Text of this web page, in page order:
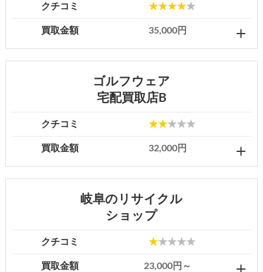
クチコミ ★★★★★
買取金額 35,000円
ゴルフウェア
宅配買取店B
クチコミ ★★★★★
買取金額 32,000円
岐阜のリサイクル
ショップ
クチコミ ★★★★★
買取金額 23,000円～